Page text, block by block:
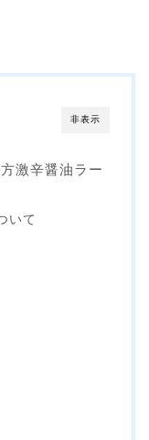
非表示
激辛醤油ラー
いて